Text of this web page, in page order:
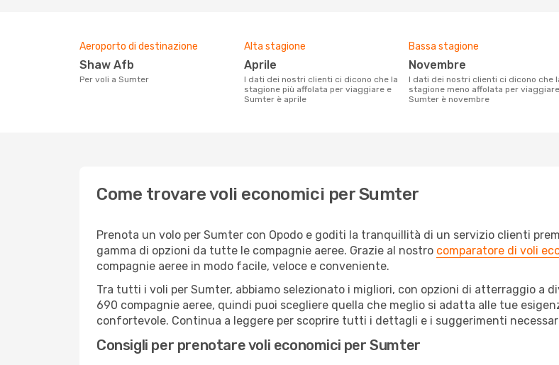
Aeroporto di destinazione
Shaw Afb
Per voli a Sumter
Alta stagione
aprile
I dati dei nostri clienti ci dicono che la
stagione più affolata per viaggiare e
Sumter è aprile
Bassa stagione
novembre
I dati dei nostri clienti ci dicono che la
stagione meno affolata per
Sumter è novembre
Come trovare voli economici per Sumter
Prenota un volo per Sumter con Opodo e goditi la tranquillità di un servizio clienti
gamma di opzioni da tutte le compagnie aeree. Grazie al nostro comparatore di voli
compagnie aeree in modo facile, veloce e conveniente.
Tra tutti i voli per Sumter, abbiamo selezionato i migliori, con opzioni di atterraggio a
690 compagnie aeree, quindi puoi scegliere quella che meglio si adatta alle tue
confortevole. Continua a leggere per scoprire tutti i dettagli e i suggerimenti
Consigli per prenotare voli economici per Sumter